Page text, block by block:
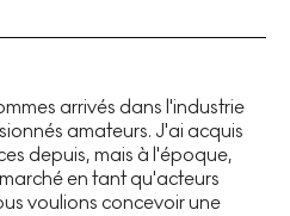
arrivés dans l'industrie
amateurs. J'ai acquis
depuis, mais à l'époque,
en tant qu'acteurs
voulions concevoir une